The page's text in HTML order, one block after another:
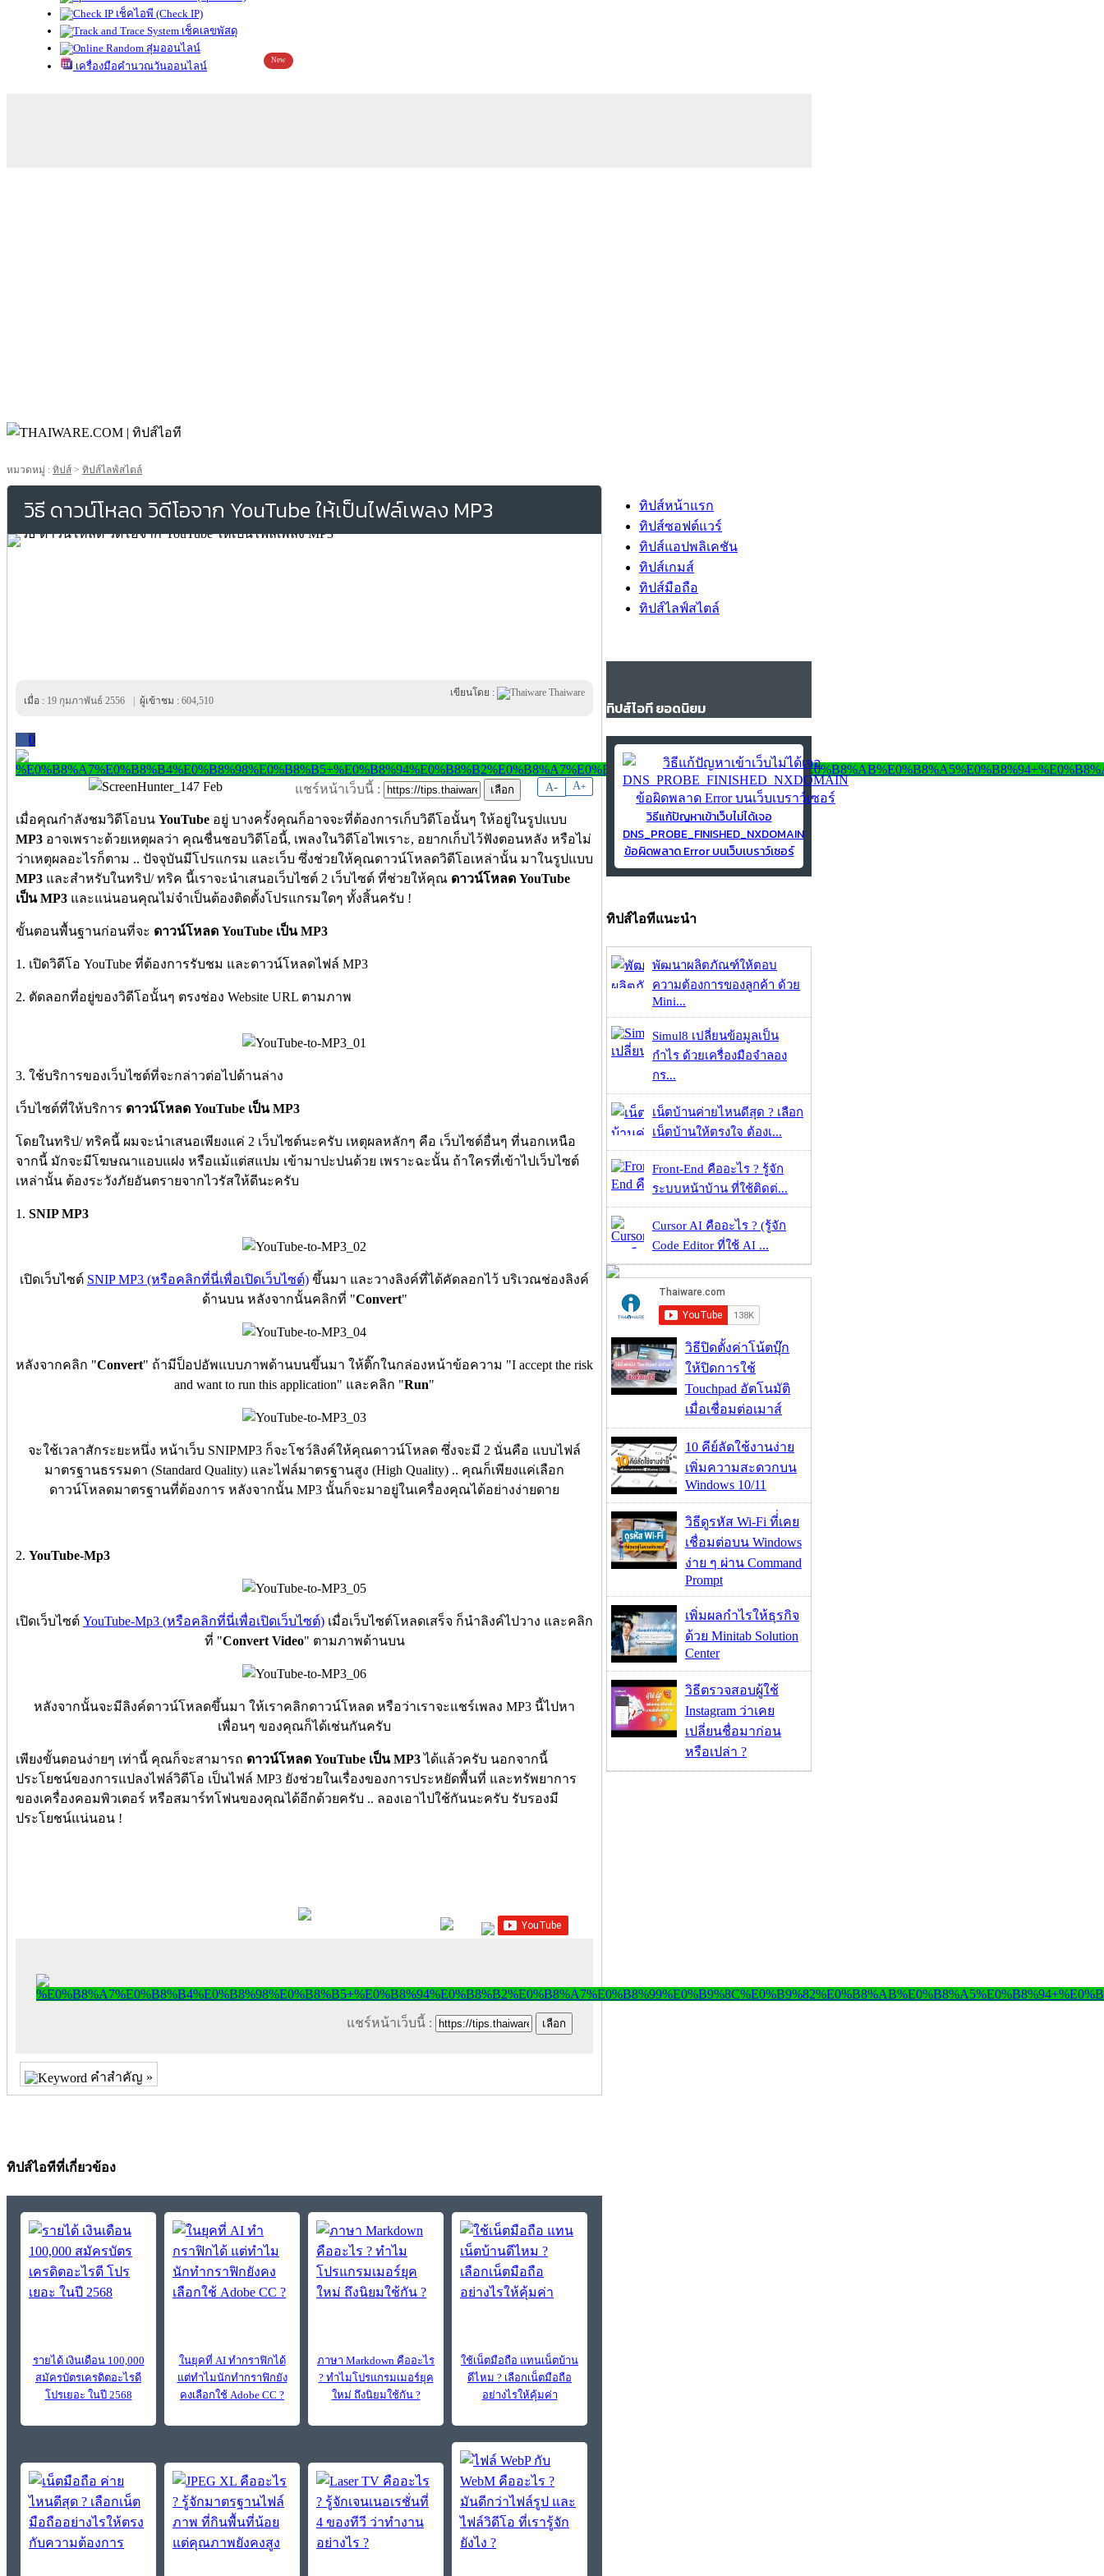
เช็คไอพี (Check IP)
เช็คเลขพัสดุ
สุ่มออนไลน์
เครื่องมือคำนวณวันออนไลน์
New
หมวดหมู่ : ทิปส์ > ทิปส์ไลฟ์สไตล์
วิธี ดาวน์โหลด วิดีโอจาก YouTube ให้เป็นไฟล์เพลง MP3
เมื่อ : 19 กุมภาพันธ์ 2556 ผู้เข้าชม : 604,510
เขียนโดย : Thaiware
0
A- A+
แชร์หน้าเว็บนี้ :
เมื่อคุณกำลังชมวิดีโอบน YouTube อยู่ บางครั้งคุณก็อาจจะที่ต้องการเก็บวิดีโอนั้นๆ ให้อยู่ในรูปแบบ
MP3 อาจเพราะด้วยเหตุผลว่า คุณชื่นชอบวิดีโอนี้, เพลงในวิดีโอไพเราะ, อยากเก็บไว้ฟังตอนหลัง หรือไม่
ว่าเหตุผลอะไรก็ตาม .. ปัจจุบันมีโปรแกรม และเว็บ ซึ่งช่วยให้คุณดาวน์โหลดวิดีโอเหล่านั้น มาในรูปแบบ
MP3 และสำหรับในทริป/ ทริค นี้เราจะนำเสนอเว็บไซต์ 2 เว็บไซต์ ที่ช่วยให้คุณ ดาวน์โหลด YouTube
เป็น MP3 และแน่นอนคุณไม่จำเป็นต้องติดตั้งโปรแกรมใดๆ ทั้งสิ้นครับ !
ขั้นตอนพื้นฐานก่อนที่จะ ดาวน์โหลด YouTube เป็น MP3
1. เปิดวิดีโอ YouTube ที่ต้องการรับชม และดาวน์โหลดไฟล์ MP3
2. ตัดลอกที่อยู่ของวิดีโอนั้นๆ ตรงช่อง Website URL ตามภาพ
3. ใช้บริการของเว็บไซต์ที่จะกล่าวต่อไปด้านล่าง
เว็บไซต์ที่ให้บริการ ดาวน์โหลด YouTube เป็น MP3
โดยในทริป/ ทริคนี้ ผมจะนำเสนอเพียงแค่ 2 เว็บไซต์นะครับ เหตุผลหลักๆ คือ เว็บไซต์อื่นๆ ที่นอกเหนือ
จากนี้ มักจะมีโฆษณาแอบแฝง หรือแม้แต่สแปม เข้ามาปะปนด้วย เพราะฉะนั้น ถ้าใครที่เข้าไปเว็บไซต์
เหล่านั้น ต้องระวังภัยอันตรายจากไวรัสให้ดีนะครับ
1. SNIP MP3
เปิดเว็บไซต์ SNIP MP3 (หรือคลิกที่นี่เพื่อเปิดเว็บไซต์) ขึ้นมา และวางลิงค์ที่ได้คัดลอกไว้ บริเวณช่องลิงค์
ด้านบน หลังจากนั้นคลิกที่ "Convert"
หลังจากคลิก "Convert" ถ้ามีป็อปอัพแบบภาพด้านบนขึ้นมา ให้ติ๊กในกล่องหน้าข้อความ "I accept the risk
and want to run this application" และคลิก "Run"
จะใช้เวลาสักระยะหนึ่ง หน้าเว็บ SNIPMP3 ก็จะโชว์ลิงค์ให้คุณดาวน์โหลด ซึ่งจะมี 2 นั่นคือ แบบไฟล์
มาตรฐานธรรมดา (Standard Quality) และไฟล์มาตรฐานสูง (High Quality) .. คุณก็เพียงแค่เลือก
ดาวน์โหลดมาตรฐานที่ต้องการ หลังจากนั้น MP3 นั้นก็จะมาอยู่ในเครื่องคุณได้อย่างง่ายดาย
2. YouTube-Mp3
เปิดเว็บไซต์ YouTube-Mp3 (หรือคลิกที่นี่เพื่อเปิดเว็บไซต์) เมื่อเว็บไซต์โหลดเสร็จ ก็นำลิงค์ไปวาง และคลิก
ที่ "Convert Video" ตามภาพด้านบน
หลังจากนั้นจะมีลิงค์ดาวน์โหลดขึ้นมา ให้เราคลิกดาวน์โหลด หรือว่าเราจะแชร์เพลง MP3 นี้ไปหา
เพื่อนๆ ของคุณก็ได้เช่นกันครับ
เพียงขั้นตอนง่ายๆ เท่านี้ คุณก็จะสามารถ ดาวน์โหลด YouTube เป็น MP3ได้แล้วครับ นอกจากนี้
ประโยชน์ของการแปลงไฟล์วิดีโอ เป็นไฟล์ MP3 ยังช่วยในเรื่องของการประหยัดพื้นที่ และทรัพยาการ
ของเครื่องคอมพิวเตอร์ หรือสมาร์ทโฟนของคุณได้อีกด้วยครับ .. ลองเอาไปใช้กันนะครับ รับรองมี
ประโยชน์แน่นอน !
แชร์หน้าเว็บนี้ :
คำสำคัญ »
ทิปส์ไอทีที่เกี่ยวข้อง
รายได้ เงินเดือน 100,000
สมัครบัตรเครดิตอะไรดี
โปรเยอะ ในปี 2568
ในยุคที่ AI ทำกราฟิกได้
แต่ทำไมนักทำกราฟิกยัง
คงเลือกใช้ Adobe CC ?
ภาษา Markdown คืออะไร
? ทำไมโปรแกรมเมอร์ยุค
ใหม่ ถึงนิยมใช้กัน ?
ใช้เน็ตมือถือ แทนเน็ตบ้าน
ดีไหม ? เลือกเน็ตมือถือ
อย่างไรให้คุ้มค่า
ทิปส์หน้าแรก
ทิปส์ซอฟต์แวร์
ทิปส์แอปพลิเคชัน
ทิปส์เกมส์
ทิปส์มือถือ
ทิปส์ไลฟ์สไตล์
ทิปส์ไอที ยอดนิยม
วิธีแก้ปัญหาเข้าเว็บไม่ได้เจอ
DNS_PROBE_FINISHED_NXDOMAIN
ข้อผิดพลาด Error บนเว็บเบราว์เซอร์
ทิปส์ไอทีแนะนำ
พัฒนาผลิตภัณฑ์ให้ตอบ
ความต้องการของลูกค้า ด้วย
Mini...
Simul8 เปลี่ยนข้อมูลเป็น
กำไร ด้วยเครื่องมือจำลอง
กร...
เน็ตบ้านค่ายไหนดีสุด ? เลือก
เน็ตบ้านให้ตรงใจ ต้องเ...
Front-End คืออะไร ? รู้จัก
ระบบหน้าบ้าน ที่ใช้ติดต่...
Cursor AI คืออะไร ? (รู้จัก
Code Editor ที่ใช้ AI ...
วิธีปิดตั้งค่าโน้ตบุ๊ก
ให้ปิดการใช้
Touchpad อัตโนมัติ
เมื่อเชื่อมต่อเมาส์
10 คีย์ลัดใช้งานง่าย
เพิ่มความสะดวกบน
Windows 10/11
วิธีดูรหัส Wi-Fi ที่่เคย
เชื่อมต่อบน Windows
ง่าย ๆ ผ่าน Command
Prompt
เพิ่มผลกำไรให้ธุรกิจ
ด้วย Minitab Solution
Center
วิธีตรวจสอบผู้ใช้
Instagram ว่าเคย
เปลี่ยนชื่อมาก่อน
หรือเปล่า ?